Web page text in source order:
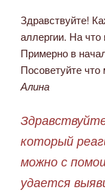
Здравствуйте!
аллергии. На
Примерно в
Посоветуйте
Алина
который
можно с
удается